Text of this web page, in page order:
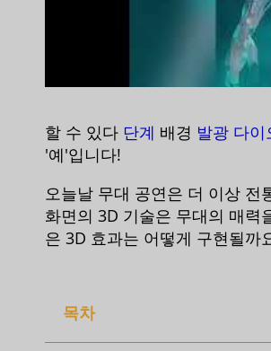
할 수 있다 단계 배경 발광 다
'예'입니다!
오늘날 무대 공연은 더 이상 전
화면의 3D 기술은 무대의 매력
은 3D 효과는 어떻게 구현될까
목차